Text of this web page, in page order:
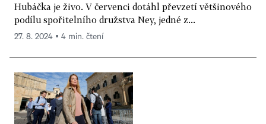
Hubáčka je živo. V červenci dotáhl převzetí většinového
podílu spořitelního družstva Ney, jedné z...
27. 8. 2024 ▪ 4 min. čtení